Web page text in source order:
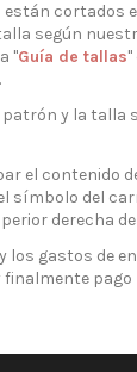
cortados
según
"Guía de tallas
patrón y la talla
el contenido
símbolo del
derecha
gastos de
finalmente